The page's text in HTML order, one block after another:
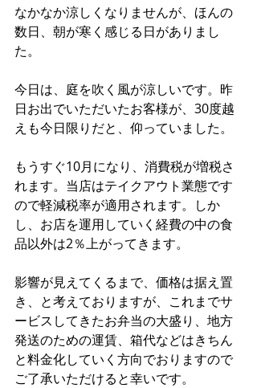
なかなか涼しくなりませんが、ほんの
数日、朝が寒く感じる日がありまし
た。
今日は、庭を吹く風が涼しいです。昨
日お出でいただいたお客様が、30度越
えも今日限りだと、仰っていました。
もうすぐ10月になり、消費税が増税さ
れます。当店はテイクアウト業態です
ので軽減税率が適用されます。しか
し、お店を運用していく経費の中の食
品以外は2％上がってきます。
影響が見えてくるまで、価格は据え置
き、と考えておりますが、これまでサ
ービスしてきたお弁当の大盛り、地方
発送のための運賃、箱代などはきちん
と料金化していく方向でおりますので
ご了承いただけると幸いです。